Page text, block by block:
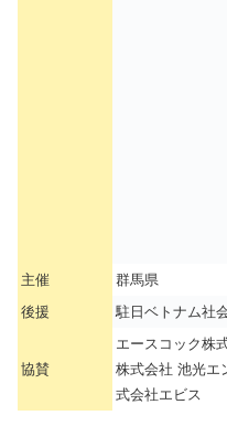
主催
群馬県
後援
駐日ベトナム社
協賛
エースコック株
株式会社 池光エ
式会社エビス